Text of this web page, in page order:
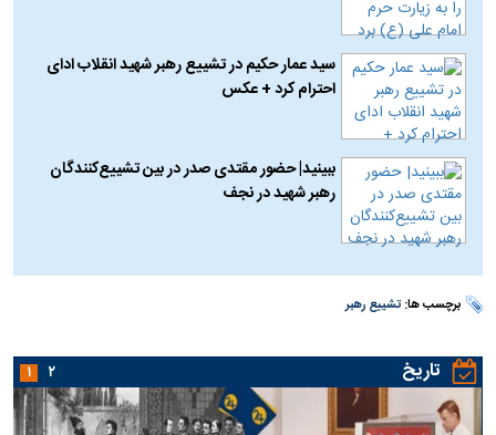
سید عمار حکیم در تشییع رهبر شهید انقلاب ادای
احترام کرد + عکس
ببینید| حضور مقتدی صدر در بین تشییع‌کنندگان
رهبر شهید در نجف
برچسب ها:تشییع رهبر
تاریخ ۱ ۲